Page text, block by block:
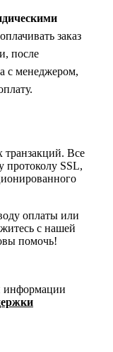
заказ
после
с менеджером,
транзакций. Все
протоколу SSL,
оплаты или
с нашей
помочь!
информации